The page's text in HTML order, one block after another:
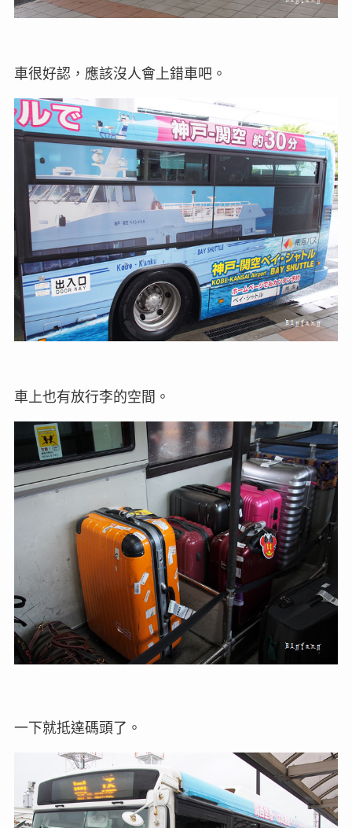
車很好認，應該沒人會上錯車吧。
車上也有放行李的空間。
一下就抵達碼頭了。